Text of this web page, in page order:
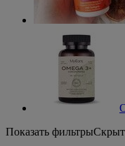
Показать фильтры